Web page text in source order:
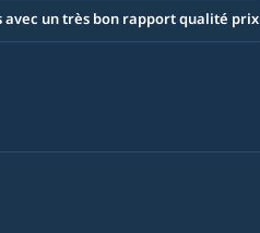
avec un très bon rapport qualité prix